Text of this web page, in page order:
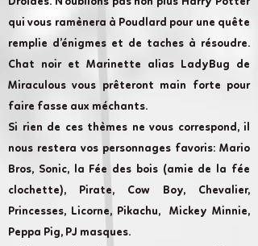
qui vous ramènera à Poudlard pour une quête
remplie d’énigmes et de taches à résoudre.
Chat noir et Marinette alias LadyBug de
Miraculous vous prêteront main forte pour
faire fasse aux méchants.
Si rien de ces thèmes ne vous correspond, il
nous restera vos personnages favoris: Mario
Bros, Sonic, la Fée des bois (amie de la fée
clochette), Pirate, Cow Boy, Chevalier,
Princesses, Licorne, Pikachu, Mickey Minnie,
Peppa Pig, PJ masques.